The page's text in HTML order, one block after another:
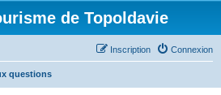
de Topoldavie
Connexion
Inscription
questions